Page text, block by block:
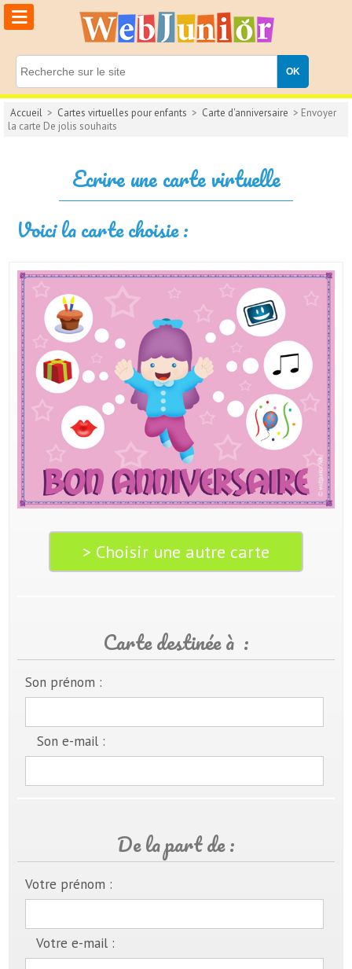
≡
Accueil > Cartes virtuelles pour enfants > Carte d'anniversaire > Envoyer
la carte De jolis souhaits
Ecrire une carte virtuelle
Voici la carte choisie :
> Choisir une autre carte
Carte destinée à :
Son prénom :
Son e-mail :
De la part de :
Votre prénom :
Votre e-mail :